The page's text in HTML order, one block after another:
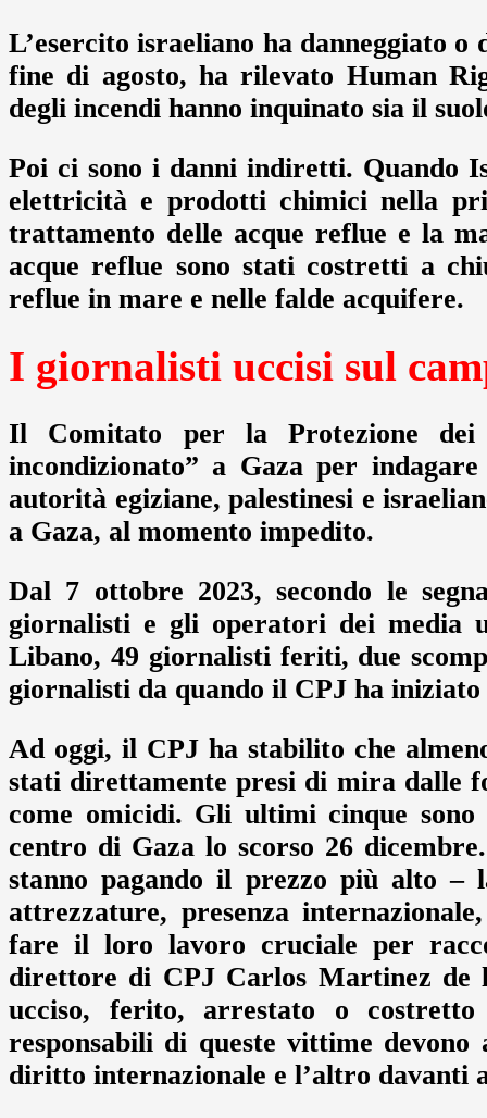
L’esercito israeliano ha danneggiato
fine di agosto, ha rilevato Human
degli incendi hanno inquinato sia il
Poi ci sono i danni indiretti. Quando
elettricità e prodotti chimici nella
trattamento delle acque reflue e la
acque reflue sono stati costretti a
reflue in mare e nelle falde acquifere.
I giornalisti uccisi sul
Il Comitato per la Protezione dei
incondizionato” a Gaza per
autorità egiziane, palestinesi e
a Gaza, al momento impedito.
Dal 7 ottobre 2023, secondo le
giornalisti e gli operatori dei media
Libano, 49 giornalisti feriti, due
giornalisti da quando il CPJ ha
Ad oggi, il CPJ ha stabilito che
stati direttamente presi di mira dalle
come omicidi. Gli ultimi cinque
centro di Gaza lo scorso 26
stanno pagando il prezzo più alto
attrezzature, presenza
fare il loro lavoro cruciale per
direttore di CPJ Carlos Martinez de
ucciso, ferito, arrestato o
responsabili di queste vittime
diritto internazionale e l’altro davanti